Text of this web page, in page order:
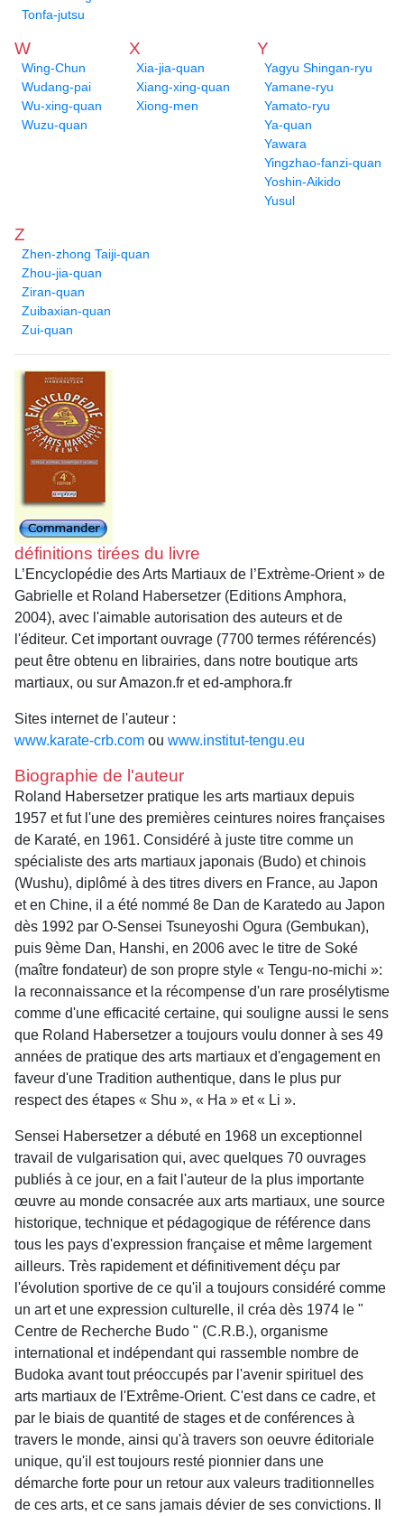
Tonfa-jutsu
W
Wing-Chun
Wudang-pai
Wu-xing-quan
Wuzu-quan
X
Xia-jia-quan
Xiang-xing-quan
Xiong-men
Y
Yagyu Shingan-ryu
Yamane-ryu
Yamato-ryu
Ya-quan
Yawara
Yingzhao-fanzi-quan
Yoshin-Aikido
Yusul
Z
Zhen-zhong Taiji-quan
Zhou-jia-quan
Ziran-quan
Zuibaxian-quan
Zui-quan
définitions tirées du livre
L’Encyclopédie des Arts Martiaux de l’Extrème-Orient » de
Gabrielle et Roland Habersetzer (Editions Amphora,
2004), avec l'aimable autorisation des auteurs et de
l'éditeur. Cet important ouvrage (7700 termes référencés)
peut être obtenu en librairies, dans notre boutique arts
martiaux, ou sur Amazon.fr et ed-amphora.fr
Sites internet de l'auteur :
www.karate-crb.com ou www.institut-tengu.eu
Biographie de l'auteur
Roland Habersetzer pratique les arts martiaux depuis
1957 et fut l'une des premières ceintures noires françaises
de Karaté, en 1961. Considéré à juste titre comme un
spécialiste des arts martiaux japonais (Budo) et chinois
(Wushu), diplômé à des titres divers en France, au Japon
et en Chine, il a été nommé 8e Dan de Karatedo au Japon
dès 1992 par O-Sensei Tsuneyoshi Ogura (Gembukan),
puis 9ème Dan, Hanshi, en 2006 avec le titre de Soké
(maître fondateur) de son propre style « Tengu-no-michi »:
la reconnaissance et la récompense d'un rare prosélytisme
comme d'une efficacité certaine, qui souligne aussi le sens
que Roland Habersetzer a toujours voulu donner à ses 49
années de pratique des arts martiaux et d'engagement en
faveur d'une Tradition authentique, dans le plus pur
respect des étapes « Shu », « Ha » et « Li ».
Sensei Habersetzer a débuté en 1968 un exceptionnel
travail de vulgarisation qui, avec quelques 70 ouvrages
publiés à ce jour, en a fait l'auteur de la plus importante
œuvre au monde consacrée aux arts martiaux, une source
historique, technique et pédagogique de référence dans
tous les pays d'expression française et même largement
ailleurs. Très rapidement et définitivement déçu par
l'évolution sportive de ce qu'il a toujours considéré comme
un art et une expression culturelle, il créa dès 1974 le "
Centre de Recherche Budo " (C.R.B.), organisme
international et indépendant qui rassemble nombre de
Budoka avant tout préoccupés par l'avenir spirituel des
arts martiaux de l'Extrême-Orient. C'est dans ce cadre, et
par le biais de quantité de stages et de conférences à
travers le monde, ainsi qu'à travers son oeuvre éditoriale
unique, qu'il est toujours resté pionnier dans une
démarche forte pour un retour aux valeurs traditionnelles
de ces arts, et ce sans jamais dévier de ses convictions. Il